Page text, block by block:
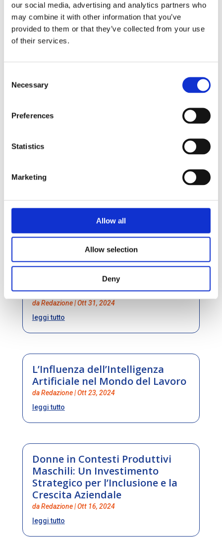
our social media, advertising and analytics partners who
may combine it with other information that you’ve
provided to them or that they’ve collected from your use
of their services.
Selection
Necessary
Preferences
Statistics
Marketing
Allow all
Allow selection
Deny
LAVORO STRAORDINARIO:
COS’E’ E COME FUNZIONA?
daRedazione|Gen 28, 2025
strumento di riduzione del
leggi tutto
Nov 6, 2024
leggi tutto
Skillbridge
daRedazione|Ott 31, 2024
leggi tutto
L’Influenza dell’Intelligenza
Artificiale nel Mondo del Lavoro
daRedazione|Ott 23, 2024
leggi tutto
Donne in Contesti Produttivi
Maschili: Un Investimento
Strategico per l’Inclusione e la
Crescita Aziendale
daRedazione|Ott 16, 2024
leggi tutto